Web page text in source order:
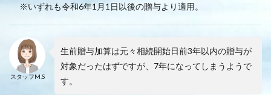
※いずれも令和6年1月1日以後の贈与より適用。
スタッフM.S
生前贈与加算は元々相続開始日前3年以内の贈与が
対象だったはずですが、7年になってしまうようで
す。